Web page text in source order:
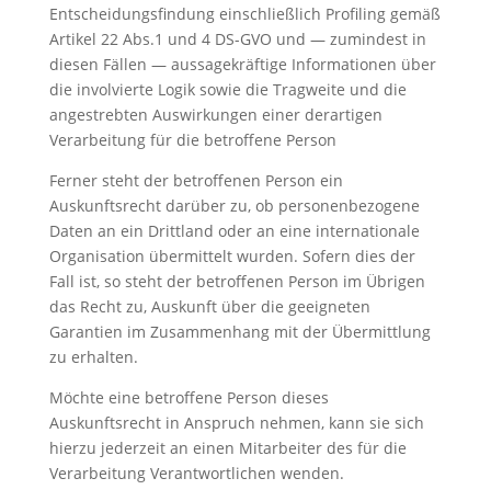
Entscheidungsfindung einschließlich Profiling gemäß
Artikel 22 Abs.1 und 4 DS-GVO und — zumindest in
diesen Fällen — aussagekräftige Informationen über
die involvierte Logik sowie die Tragweite und die
angestrebten Auswirkungen einer derartigen
Verarbeitung für die betroffene Person
Ferner steht der betroffenen Person ein
Auskunftsrecht darüber zu, ob personenbezogene
Daten an ein Drittland oder an eine internationale
Organisation übermittelt wurden. Sofern dies der
Fall ist, so steht der betroffenen Person im Übrigen
das Recht zu, Auskunft über die geeigneten
Garantien im Zusammenhang mit der Übermittlung
zu erhalten.
Möchte eine betroffene Person dieses
Auskunftsrecht in Anspruch nehmen, kann sie sich
hierzu jederzeit an einen Mitarbeiter des für die
Verarbeitung Verantwortlichen wenden.